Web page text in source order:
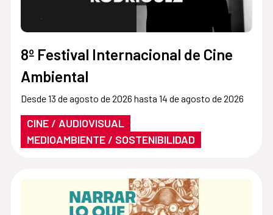
8º Festival Internacional de Cine
Ambiental
Desde 13 de agosto de 2026 hasta 14 de agosto de 2026
CINE / AUDIOVISUAL
MEDIOAMBIENTE / SOSTENIBILIDAD